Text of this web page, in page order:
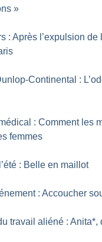
»
: Après l’expulsion de
Continental :
: Comment les
femmes
: Belle en maillot
: Accoucher
travail aliéné : Anita*,